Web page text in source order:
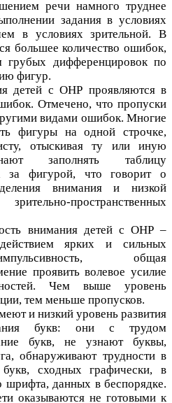
речи намного труднее
задания в условиях
в условиях зрительной. В
большее количество ошибок,
грубых дифференцировок по
фигур.
детей с ОНР проявляются в
Отмечено, что пропуски
видами ошибок. Многие
фигуры на одной строчке,
отыскивая ту или иную
заполнять таблицу
за фигурой, что говорит о
внимания и низкой
пространственных
внимания детей с ОНР –
ярких и сильных
общая
проявить волевое усилие
Чем выше уровень
тем меньше пропусков.
и низкий уровень развития
букв: они с трудом
букв, не узнают буквы,
обнаруживают трудности в
сходных графически, в
шрифта, данных в беспорядке.
оказываются не готовыми к